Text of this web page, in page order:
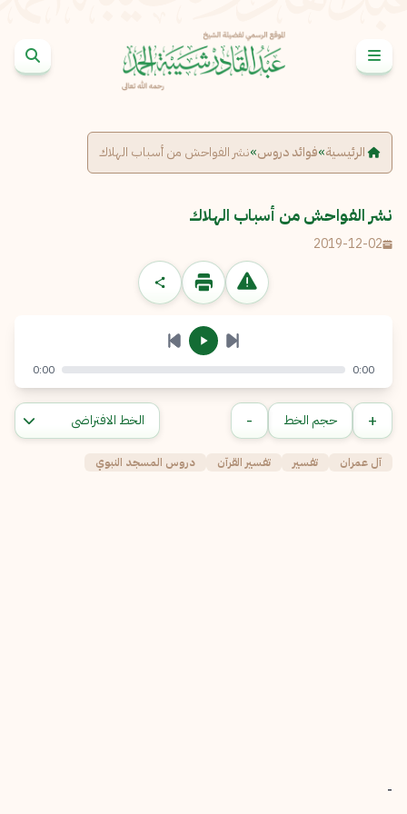
الرئيسية»فوائد دروس»نشر الفواحش من أسباب الهلاك
نشر الفواحش من أسباب الهلاك
2019-12-02
الإبلاغ عن مشكلة
الرسالة
إرسال إلغاء
0:00
0:00
+ حجم الخط -
آل عمران تفسير تفسير القرآن دروس المسجد النبوي
-